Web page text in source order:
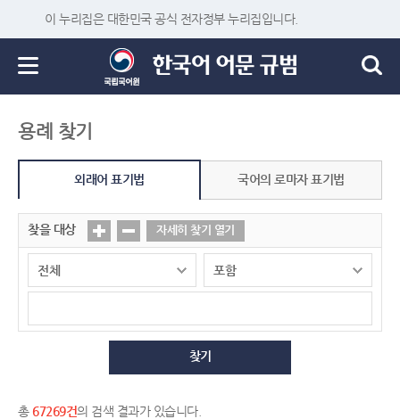
이 누리집은 대한민국 공식 전자정부 누리집입니다.
용례 찾기
외래어 표기법 국어의 로마자 표기법
찾을 대상 자세히 찾기 열기
찾기
총 67269건의 검색 결과가 있습니다.